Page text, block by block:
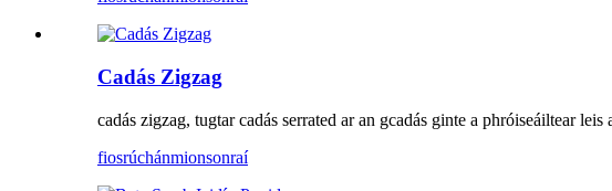
Cadás Zigzag
cadás zigzag, tugtar cadás serrated ar an gcadás ginte a phróiseáiltear leis
fiosrúchánmionsonraí